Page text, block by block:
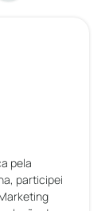
pela
participei